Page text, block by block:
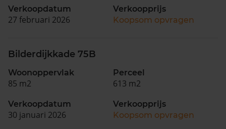
Verkoopdatum
27 februari 2026
Verkoopprijs
Koopsom opvragen
Bilderdijkkade 75B
Woonoppervlak
85 m2
Perceel
613 m2
Verkoopdatum
30 januari 2026
Verkoopprijs
Koopsom opvragen